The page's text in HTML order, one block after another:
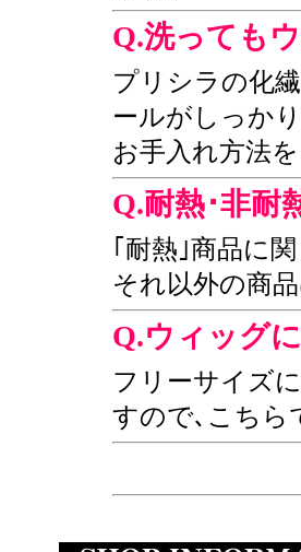
Q.洗っても
プリシラの化
ールがしっか
お手入れ方法
Q.耐熱･非耐
｢耐熱｣商品に
それ以外の商
Q.ウィッグ
フリーサイズ
すので､こちら